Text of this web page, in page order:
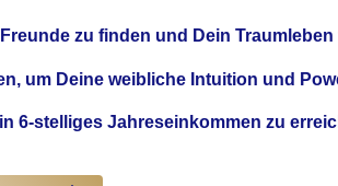
zu finden und Dein Traumleben
um Deine weibliche Intuition und
6-stelliges Jahreseinkommen zu